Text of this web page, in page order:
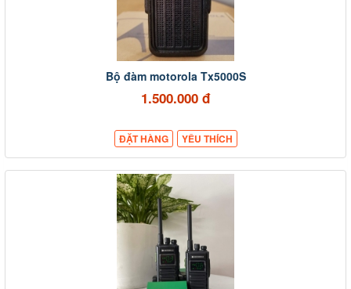
Bộ đàm motorola Tx5000S
1.500.000 đ
ĐẶT HÀNG YÊU THÍCH